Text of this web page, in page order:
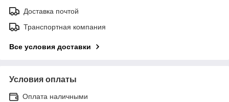
Доставка почтой
Транспортная компания
Все условия доставки
Условия оплаты
Оплата наличными